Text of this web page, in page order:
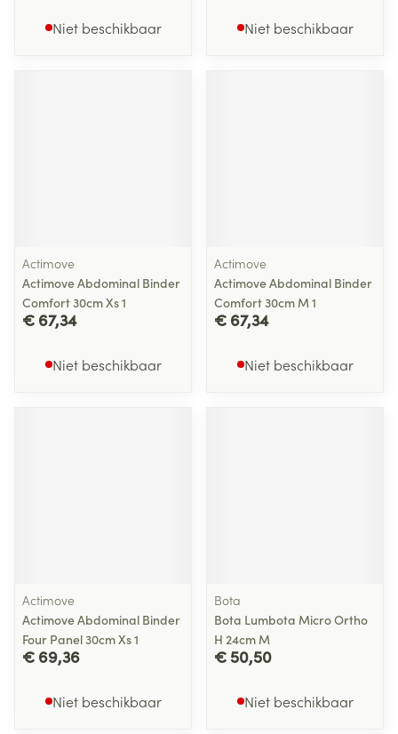
Niet beschikbaar Niet beschikbaar
Actimove
Actimove Abdominal Binder
Comfort 30cm Xs 1
€ 67,34
Niet beschikbaar
Actimove
Actimove Abdominal Binder
Comfort 30cm M 1
€ 67,34
Niet beschikbaar
Actimove
Actimove Abdominal Binder
Four Panel 30cm Xs 1
€ 69,36
Niet beschikbaar
Bota
Bota Lumbota Micro Ortho
H 24cm M
€ 50,50
Niet beschikbaar